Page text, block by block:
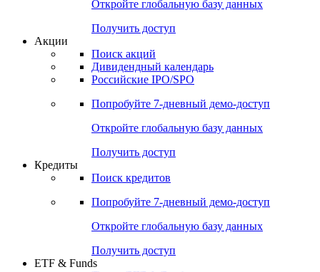
Откройте глобальную базу данных
Получить доступ
Акции
Поиск акций
Дивидендный календарь
Российские IPO/SPO
Попробуйте 7-дневный демо-доступ
Откройте глобальную базу данных
Получить доступ
Кредиты
Поиск кредитов
Попробуйте 7-дневный демо-доступ
Откройте глобальную базу данных
Получить доступ
ETF & Funds